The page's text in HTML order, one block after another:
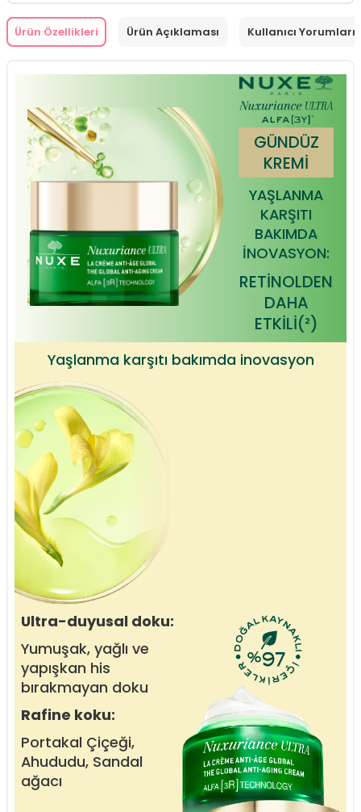
Ürün Özellikleri Ürün Açıklaması Kullanıcı Yorumları
GÜNDÜZ
KREMİ
YAŞLANMA
KARŞITI
BAKIMDA
İNOVASYON:
RETİNOLDEN
DAHA
ETKİLİ(²)
Yaşlanma karşıtı bakımda inovasyon
Ultra-duyusal doku:
Yumuşak, yağlı ve
yapışkan his
bırakmayan doku
Rafine koku:
Portakal Çiçeği,
Ahududu, Sandal
ağacı